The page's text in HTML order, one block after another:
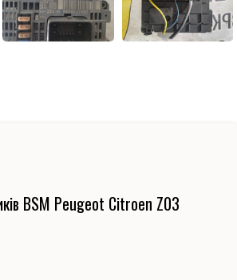
BSM Peugeot Citroen Z03